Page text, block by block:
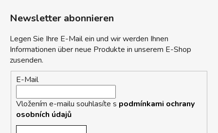
Newsletter abonnieren
Legen Sie Ihre E-Mail ein und wir werden Ihnen
Informationen über neue Produkte in unserem E-Shop
zusenden.
E-Mail
Vložením e-mailu souhlasíte s podmínkami ochrany
osobních údajů